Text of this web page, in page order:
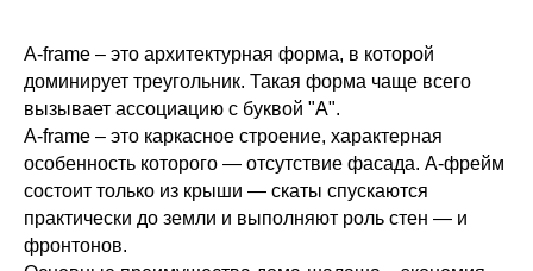
A-frame – это архитектурная форма, в которой
доминирует треугольник. Такая форма чаще всего
вызывает ассоциацию с буквой "A".
А-frame – это каркасное строение, характерная
особенность которого ― отсутствие фасада. А-фрейм
состоит только из крыши ― скаты спускаются
практически до земли и выполняют роль стен ― и
фронтонов.